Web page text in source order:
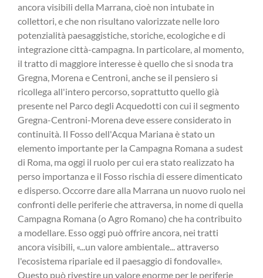
ancora visibili della Marrana, cioè non intubate in
collettori, e che non risultano valorizzate nelle loro
potenzialità paesaggistiche, storiche, ecologiche e di
integrazione città-campagna. In particolare, al momento,
il tratto di maggiore interesse è quello che si snoda tra
Gregna, Morena e Centroni, anche se il pensiero si
ricollega all'intero percorso, soprattutto quello già
presente nel Parco degli Acquedotti con cui il segmento
Gregna-Centroni-Morena deve essere considerato in
continuità. Il Fosso dell'Acqua Mariana è stato un
elemento importante per la Campagna Romana a sudest
di Roma, ma oggi il ruolo per cui era stato realizzato ha
perso importanza e il Fosso rischia di essere dimenticato
e disperso. Occorre dare alla Marrana un nuovo ruolo nei
confronti delle periferie che attraversa, in nome di quella
Campagna Romana (o Agro Romano) che ha contribuito
a modellare. Esso oggi può offrire ancora, nei tratti
ancora visibili, «...un valore ambientale... attraverso
l'ecosistema ripariale ed il paesaggio di fondovalle».
Questo può rivestire un valore enorme per le periferie